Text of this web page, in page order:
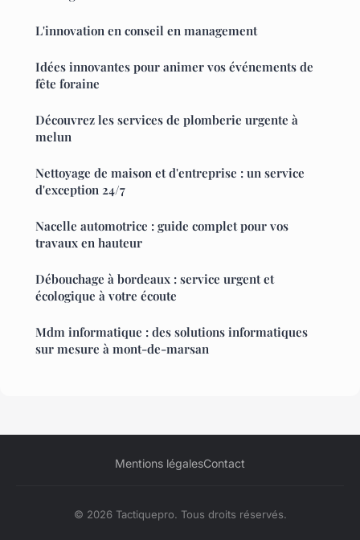
L'innovation en conseil en management
Idées innovantes pour animer vos événements de
fête foraine
Découvrez les services de plomberie urgente à
melun
Nettoyage de maison et d'entreprise : un service
d'exception 24/7
Nacelle automotrice : guide complet pour vos
travaux en hauteur
Débouchage à bordeaux : service urgent et
écologique à votre écoute
Mdm informatique : des solutions informatiques
sur mesure à mont-de-marsan
Mentions légalesContact
© 2026 Tactiquepro. Tous droits réservés.